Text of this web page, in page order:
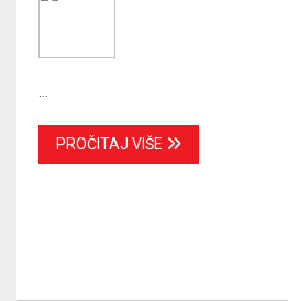
PROČITAJ VIŠE